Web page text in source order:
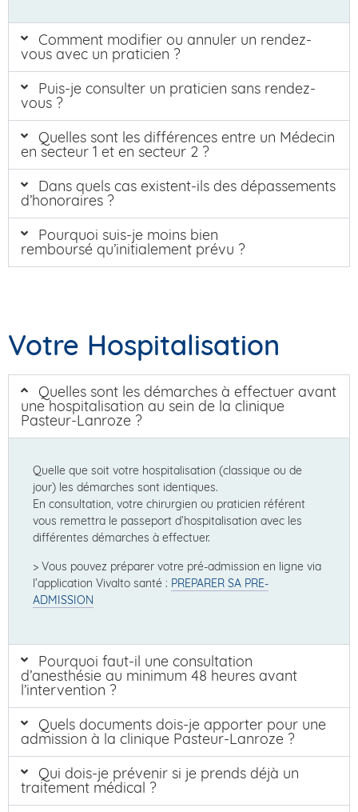
Comment modifier ou annuler un rendez-
vous avec un praticien ?
Puis-je consulter un praticien sans rendez-
vous ?
Quelles sont les différences entre un Médecin
en secteur 1 et en secteur 2 ?
Dans quels cas existent-ils des dépassements
d’honoraires ?
Pourquoi suis-je moins bien
remboursé qu’initialement prévu ?
Votre Hospitalisation
Quelles sont les démarches à effectuer avant
une hospitalisation au sein de la clinique
Pasteur-Lanroze ?
Quelle que soit votre hospitalisation (classique ou de
jour) les démarches sont identiques.
En consultation, votre chirurgien ou praticien référent
vous remettra le passeport d’hospitalisation avec les
différentes démarches à effectuer.
> Vous pouvez préparer votre pré-admission en ligne via
l’application Vivalto santé : PREPARER SA PRE-
ADMISSION
Pourquoi faut-il une consultation
d’anesthésie au minimum 48 heures avant
l’intervention ?
Quels documents dois-je apporter pour une
admission à la clinique Pasteur-Lanroze ?
Qui dois-je prévenir si je prends déjà un
traitement médical ?